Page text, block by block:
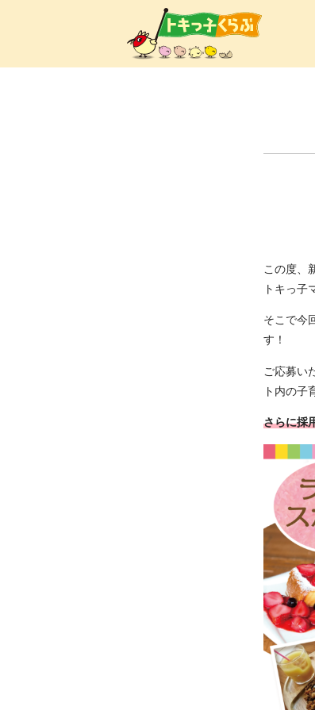
この度、
トキっ子
そこで今
す！
ご応募い
ト内の子
さらに採